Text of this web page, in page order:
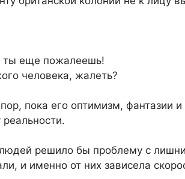
ты еще пожалеешь!
человека, жалеть?
пока его оптимизм, фантазии
реальности.
людей решило бы проблему с
и именно от них зависела